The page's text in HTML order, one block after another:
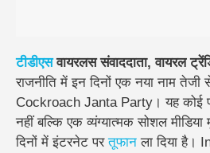
टीडीएसवायरलस संवाददाता, वायरल
राजनीति में इन दिनों एक नया नाम तेजी
Cockroach Janta Party। यह कोई
नहीं बल्कि एक व्यंग्यात्मक सोशल
दिनों में इंटरनेट परतूफान ला दिया है।